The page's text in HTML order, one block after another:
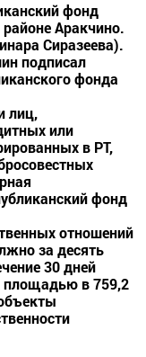
фонд
Аракчино.
Сиразеева).
подписал
фонда
лиц,
или
в РТ,
фонд
отношений
за десять
30 дней
площадью в 759,2